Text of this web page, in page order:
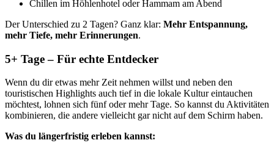
Chillen im Höhlenhotel oder Hammam am Abend
Der Unterschied zu 2 Tagen? Ganz klar: Mehr Entspannung,
mehr Tiefe, mehr Erinnerungen.
5+ Tage – Für echte Entdecker
Wenn du dir etwas mehr Zeit nehmen willst und neben den
touristischen Highlights auch tief in die lokale Kultur eintauchen
möchtest, lohnen sich fünf oder mehr Tage. So kannst du Aktivitäten
kombinieren, die andere vielleicht gar nicht auf dem Schirm haben.
Was du längerfristig erleben kannst: